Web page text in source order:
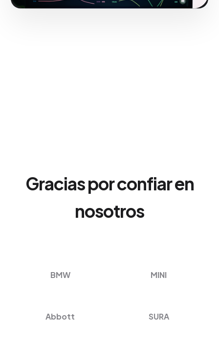
Gracias por confiar en
nosotros
BMW MINI
Abbott SURA